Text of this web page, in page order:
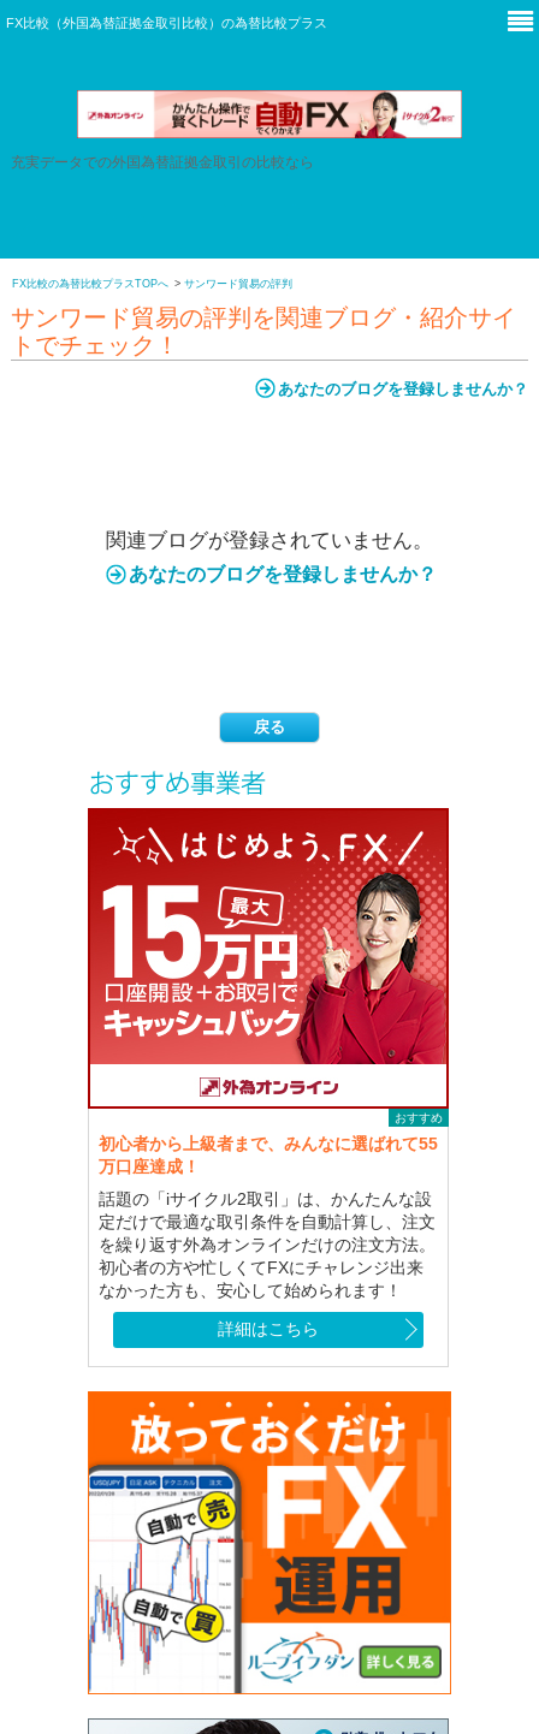
FX比較（外国為替証拠金取引比較）の為替比較プラス
本サイトは広告を含みます。
充実データでの外国為替証拠金取引の比較なら
FX比較の為替比較プラスTOPへ サンワード貿易の評判
サンワード貿易の評判を関連ブログ・紹介サイ
トでチェック！
あなたのブログを登録しませんか？
関連ブログが登録されていません。
あなたのブログを登録しませんか？
おすすめ
初心者から上級者まで、みんなに選ばれて55
万口座達成！
話題の「iサイクル2取引」は、かんたんな設
定だけで最適な取引条件を自動計算し、注文
を繰り返す外為オンラインだけの注文方法。
初心者の方や忙しくてFXにチャレンジ出来
なかった方も、安心して始められます！
詳細はこちら